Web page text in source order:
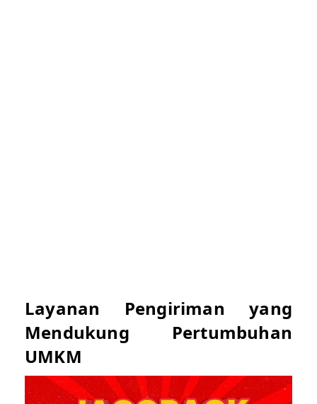
Layanan Pengiriman yang
Mendukung Pertumbuhan
UMKM